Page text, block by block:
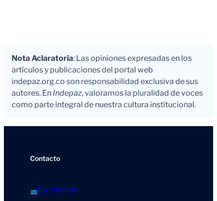
Nota Aclaratoria: Las opiniones expresadas en los
artículos y publicaciones del portal web
indepaz.org.co son responsabilidad exclusiva de sus
autores. En Indepaz, valoramos la pluralidad de voces
como parte integral de nuestra cultura institucional.
Contacto
Escríbenos